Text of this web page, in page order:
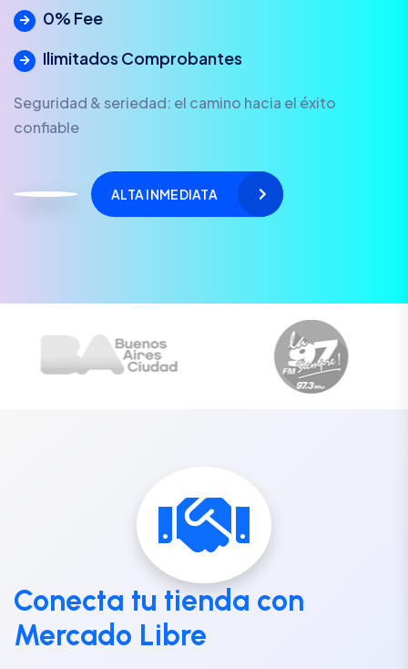
0% Fee
Ilimitados Comprobantes
Seguridad & seriedad: el camino hacia el éxito
confiable
ALTA INMEDIATA
Conecta tu tienda con
Mercado Libre